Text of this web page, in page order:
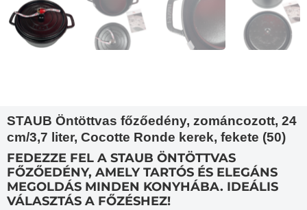
STAUB Öntöttvas főzőedény, zománcozott, 24
cm/3,7 liter, Cocotte Ronde kerek, fekete (50)
FEDEZZE FEL A STAUB ÖNTÖTTVAS
FŐZŐEDÉNY, AMELY TARTÓS ÉS ELEGÁNS
MEGOLDÁS MINDEN KONYHÁBA. IDEÁLIS
VÁLASZTÁS A FŐZÉSHEZ!